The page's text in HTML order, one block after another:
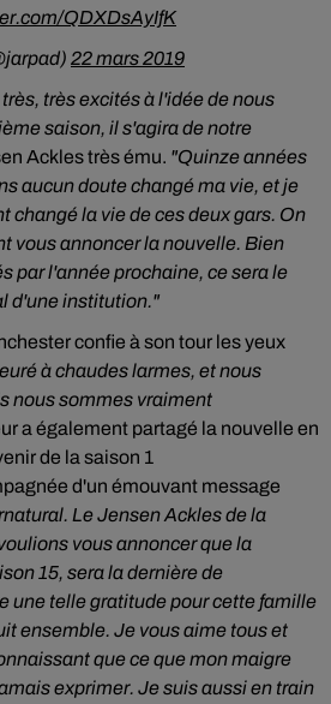
QDXDsAyIfK
22 mars 2019
très excités à l'idée de nous
saison, il s'agira de notre
Ackles très ému. "Quinze années
aucun doute changé ma vie, et je
changé la vie de ces deux gars. On
vous annoncer la nouvelle. Bien
par l'année prochaine, ce sera le
d'une institution."
confie à son tour les yeux
à chaudes larmes, et nous
nous sommes vraiment
a également partagé la nouvelle en
de la saison 1
d'un émouvant message
Le Jensen Ackles de la
vous annoncer que la
15, sera la dernière de
une telle gratitude pour cette famille
ensemble. Je vous aime tous et
que ce que mon maigre
exprimer. Je suis aussi en train